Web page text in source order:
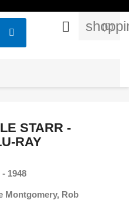
 (0)
STARR -
RAY
1948
Montgomery, Rob